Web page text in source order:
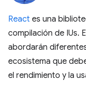
React es una
compilación de IUs.
abordarán
ecosistema que
el rendimiento y la